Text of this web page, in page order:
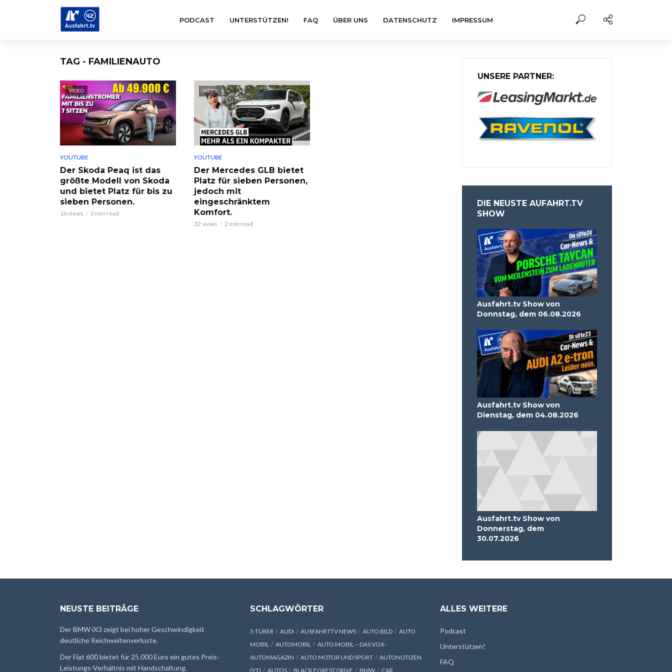
PODCAST UNTERSTÜTZEN! FAQ ÜBER UNS DATENSCHUTZ IMPRESSUM
TAG - FAMILIENAUTO
VIDEO
YOUTUBE
Der Skoda Peaq ist das
größte Modell von Skoda
und bietet Platz für bis zu
sieben Personen.
16 views 2 min read
VIDEO
YOUTUBE
Der Mercedes GLB bietet
Platz für sieben Personen,
jedoch mit
eingeschränktem
Komfort.
32 views 2 min read
UNSERE PARTNER:
DIE NEUSTE AUFAHRT.TV
SHOW
Ausfahrt.tv Show von
Donnstag, dem 06.08.2026
Ausfahrt.tv Show von
Dienstag, dem 04.08.2026
Ausfahrt.tv Show von
Donnerstag, dem
30.07.2026
NEUSTE BEITRÄGE
Der BMW iX3 zeigt bei hoher Geschwindigkeit
deutliche Reichweitenverluste.
Der Fiat 600 bietet für 25.000 Euro ein gutes Preis-
Leistungs-Verhältnis mit Handschaltung.
SCHLAGWÖRTER
5-TÜRER AUDI AUSFAHRTTV NEWS AUTO BILD
AUTO
MOBIL
AUTOMOBIL
AUTO MOBIL – DAS VOX-
AUTOMAGAZIN
AUTO MOTOR UND SPORT
AUTONOTIZEN
(YT)
AUTOS BLACK FOREST DRIVE BMW CAR
ALLES WEITERE
Podcast
Unterstützen!
FAQ